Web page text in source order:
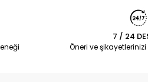
7 / 24
Öneri ve